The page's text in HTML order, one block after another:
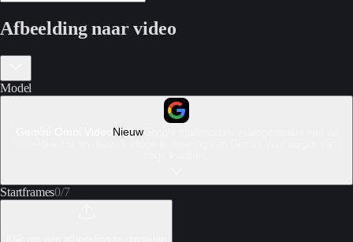
Afbeelding naar video
Model
NieuwGoogle multimodale videogeneratie met de
Startframes0/7